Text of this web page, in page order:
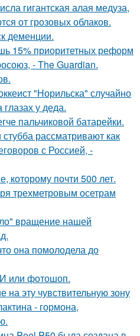
гигантская алая медуза,
от грозовых облаков.
деменции.
15% приоритетных реформ
- The Guardian.
"Норильска" случайно
у деда.
пальчиковой батарейки.
рассматривают как
с Россией, -
которому почти 500 лет.
трехметровым осетрам
вращение нашей
она помолодела до
или фотошоп.
на эту чувствительную зону
- гормона,